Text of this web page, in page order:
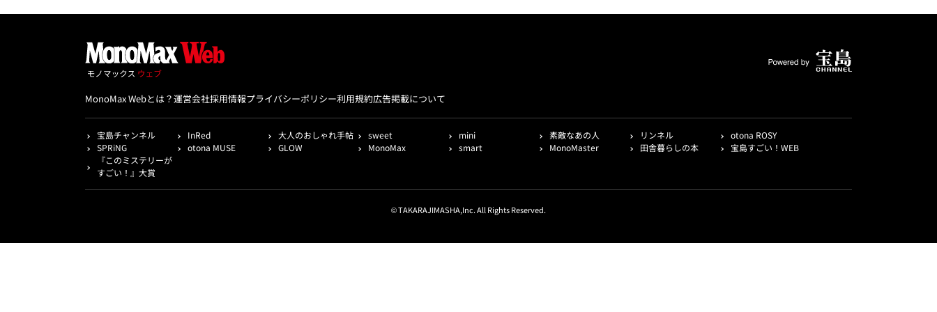
MonoMax Webとは？運営会社採用情報プライバシーポリシー利用規約広告掲載について
宝島チャンネル InRed 大人のおしゃれ手帖 sweet mini 素敵なあの人 リンネル
otona ROSY
SPRiNG
otona MUSE GLOW MonoMax smart MonoMaster 田舎暮らしの本
宝島すごい！WEB
『このミステリーが
すごい！』大賞
© TAKARAJIMASHA,Inc. All Rights Reserved.